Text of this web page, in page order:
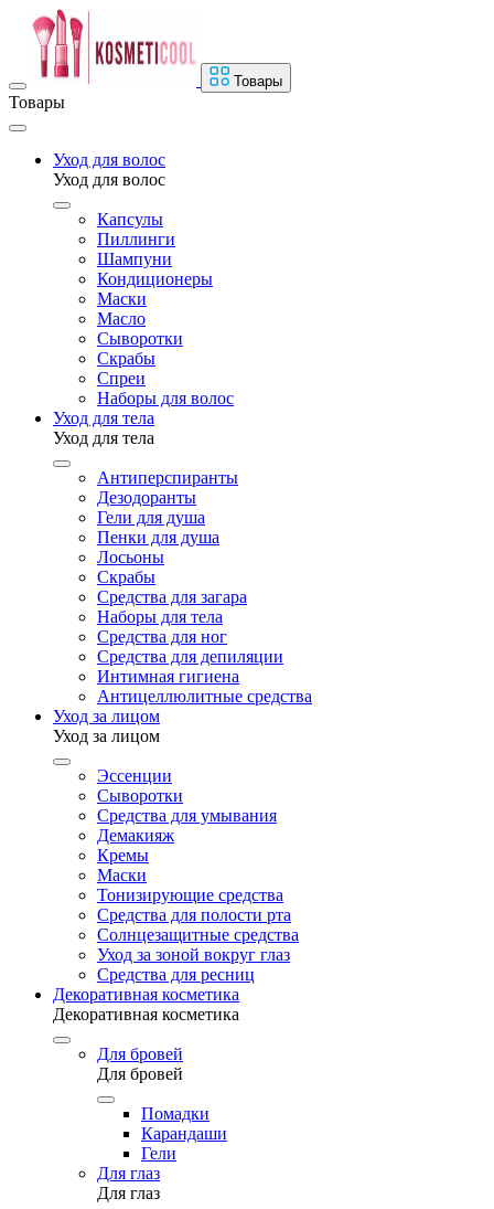
Товары
Товары
Уход для волос
Уход для волос
Капсулы
Пиллинги
Шампуни
Кондиционеры
Маски
Масло
Сыворотки
Скрабы
Спреи
Наборы для волос
Уход для тела
Уход для тела
Антиперспиранты
Дезодоранты
Гели для душа
Пенки для душа
Лосьоны
Скрабы
Средства для загара
Наборы для тела
Средства для ног
Средства для депиляции
Интимная гигиена
Антицеллюлитные средства
Уход за лицом
Уход за лицом
Эссенции
Сыворотки
Средства для умывания
Демакияж
Кремы
Маски
Тонизирующие средства
Средства для полости рта
Солнцезащитные средства
Уход за зоной вокруг глаз
Средства для ресниц
Декоративная косметика
Декоративная косметика
Для бровей
Для бровей
Помадки
Карандаши
Гели
Для глаз
Для глаз